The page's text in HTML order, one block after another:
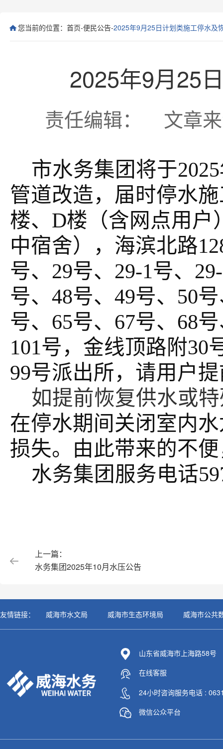
您当前的位置： 首页-便民公告-2025年9月25日计划类施工停水及
2025年9月25
责任编辑： 文章
市水务集团将于
管道改造，届时停水
楼、D楼（含网点用户
中宿舍），海滨北路
号、29号、29-1号、
号、48号、49号、50
号、65号、67号、68
101号，金线顶路附30
99号派出所， 请用户
如提前恢复供水或
在停水期间关闭室内
损失。由此带来的不
水务集团服务电话
上一篇：
水务集团2025年10月水压公告
友情链接： 威海市水文局 威海市生态环境局 威海市公共
山东省威海市上海路58号
在线客服
24小时咨询服务电话 :
微信公众平台